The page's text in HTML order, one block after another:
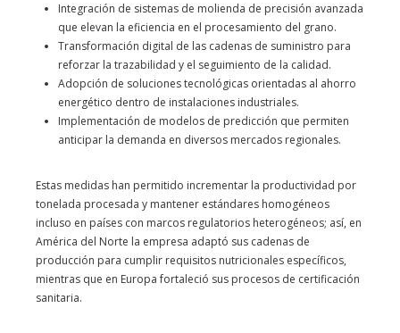
Integración de sistemas de molienda de precisión avanzada
que elevan la eficiencia en el procesamiento del grano.
Transformación digital de las cadenas de suministro para
reforzar la trazabilidad y el seguimiento de la calidad.
Adopción de soluciones tecnológicas orientadas al ahorro
energético dentro de instalaciones industriales.
Implementación de modelos de predicción que permiten
anticipar la demanda en diversos mercados regionales.
Estas medidas han permitido incrementar la productividad por
tonelada procesada y mantener estándares homogéneos
incluso en países con marcos regulatorios heterogéneos; así, en
América del Norte la empresa adaptó sus cadenas de
producción para cumplir requisitos nutricionales específicos,
mientras que en Europa fortaleció sus procesos de certificación
sanitaria.